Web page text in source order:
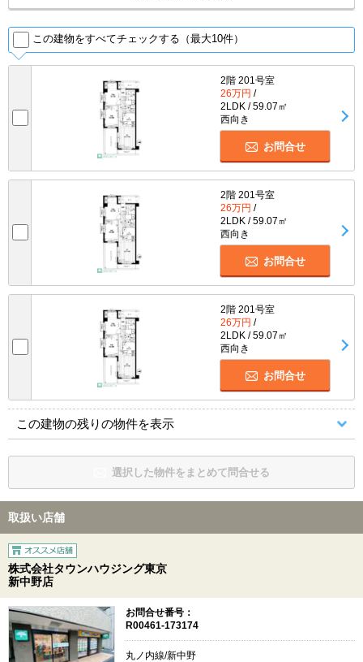
この建物をすべてチェックする（最大10件）
2階 201号室
26万円 /
2LDK / 59.07㎡
西向き
お問合せ
2階 201号室
26万円 /
2LDK / 59.07㎡
西向き
お問合せ
2階 201号室
26万円 /
2LDK / 59.07㎡
西向き
お問合せ
この建物の残りの物件を表示
選択した物件をまとめて問合せる
取扱い店舗
株式会社タウンハウジング東京
新中野店
お問合せ番号：
R00461-173174
丸ノ内線/新中野